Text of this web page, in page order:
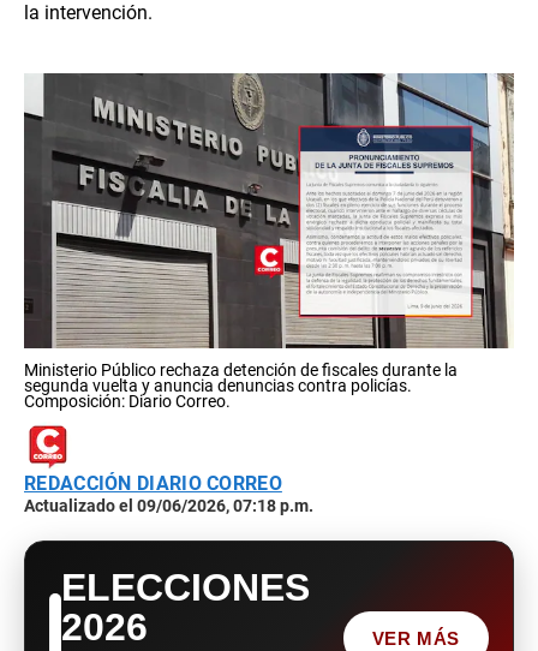
la intervención.
Ministerio Público rechaza detención de fiscales durante la
segunda vuelta y anuncia denuncias contra policías.
Composición: Diario Correo.
REDACCIÓN DIARIO CORREO
Actualizado el 09/06/2026, 07:18 p.m.
ELECCIONES
2026
VER MÁS